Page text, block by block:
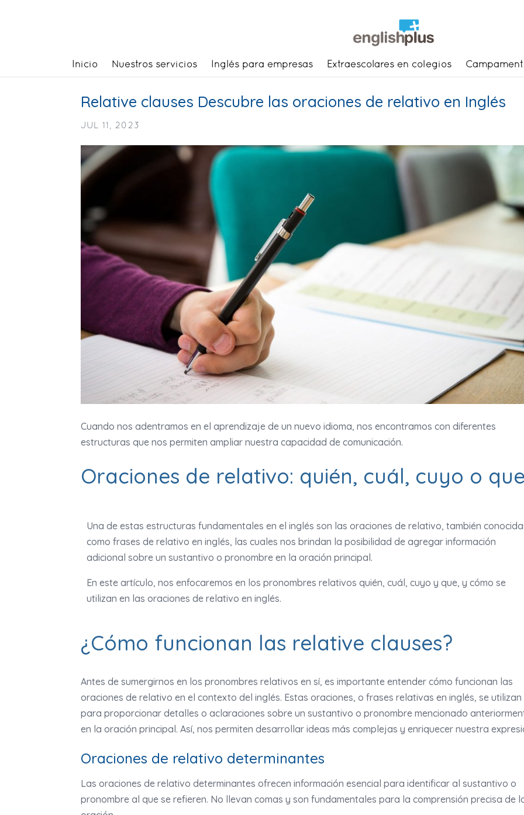
Inicio Nuestros servicios Inglés para empresas Extraescolares en colegios
Relative clauses Descubre las oraciones de relativo en Inglés
JUL 11, 2023
Cuando nos adentramos en el aprendizaje de un nuevo idioma, nos encontramos con diferentes
estructuras que nos permiten ampliar nuestra capacidad de comunicación.
Oraciones de relativo: quién, cuál, cuyo o
Una de estas estructuras fundamentales en el inglés son las oraciones de relativo, también
como frases de relativo en inglés, las cuales nos brindan la posibilidad de agregar información
adicional sobre un sustantivo o pronombre en la oración principal.
En este artículo, nos enfocaremos en los pronombres relativos quién, cuál, cuyo y que, y cómo se
utilizan en las oraciones de relativo en inglés.
¿Cómo funcionan las relative clauses?
Antes de sumergirnos en los pronombres relativos en sí, es importante entender cómo funcionan las
oraciones de relativo en el contexto del inglés. Estas oraciones, o frases relativas en inglés, se utilizan
para proporcionar detalles o aclaraciones sobre un sustantivo o pronombre mencionado
en la oración principal. Así, nos permiten desarrollar ideas más complejas y enriquecer nuestra
Oraciones de relativo determinantes
Las oraciones de relativo determinantes ofrecen información esencial para identificar al sustantivo o
pronombre al que se refieren. No llevan comas y son fundamentales para la comprensión precisa de